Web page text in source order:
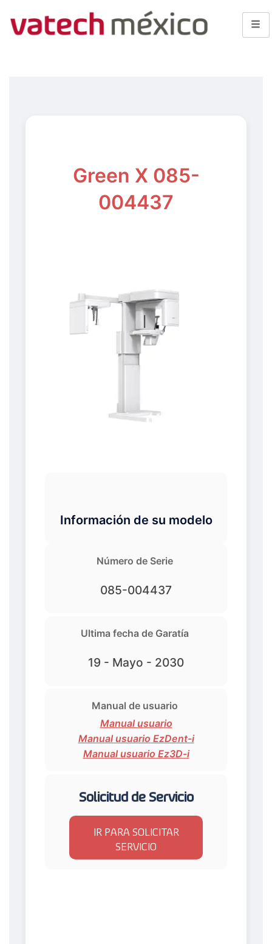
Green X 085-
004437
Información de su modelo
Número de Serie
085-004437
Ultima fecha de Garatía
19 - Mayo - 2030
Manual de usuario
Manual usuario
Manual usuario EzDent-i
Manual usuario Ez3D-i
Solicitud de Servicio
IR PARA SOLICITAR
SERVICIO